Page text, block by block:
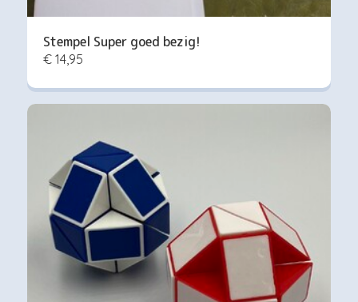
Stempel Super goed bezig!
€ 14,95